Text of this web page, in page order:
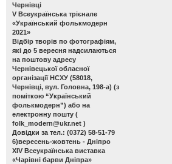
Чернівці
V Всеукраїнська трієнале
«Український фолькмодерн
2021»
Відбір творів по фотографіям,
які до 5 вересня надсилаються
на поштову адресу
Чернівецької обласної
організації НСХУ (58018,
Чернівці, вул. Головна, 198-а) (з
поміткою “Український
фолькмодерн”) або на
електронну пошту (
folk_modern@ukr.net )
Довідки за тел.: (0372) 58-51-79
6)вересень-жовтень - Дніпро
ХІV Всеукраїнська виставка
«Чарівні барви Дніпра»